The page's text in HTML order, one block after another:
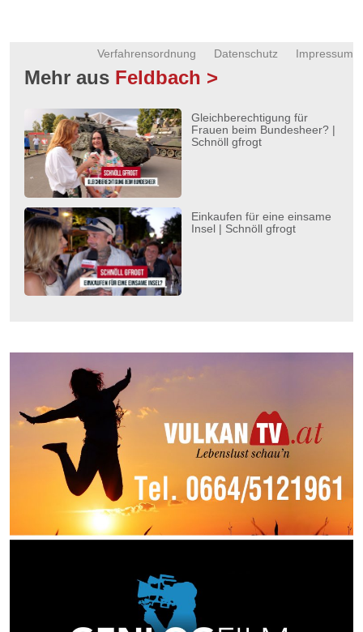
Impressum
Datenschutz
Verfahrensordnung
Mehr aus Feldbach >
Gleichberechtigung für
Frauen beim Bundesheer? |
Schnöll gfrogt
Einkaufen für eine einsame
Insel | Schnöll gfrogt